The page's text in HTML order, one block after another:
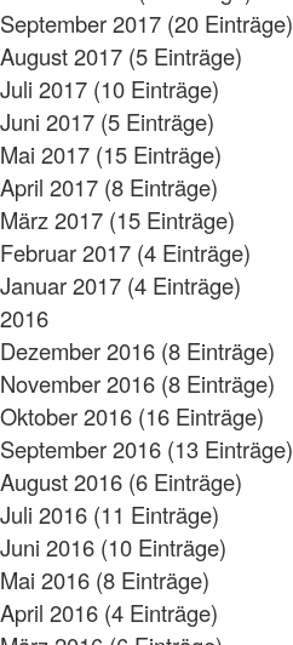
September 2017 (20 Einträge)
August 2017 (5 Einträge)
Juli 2017 (10 Einträge)
Juni 2017 (5 Einträge)
Mai 2017 (15 Einträge)
April 2017 (8 Einträge)
März 2017 (15 Einträge)
Februar 2017 (4 Einträge)
Januar 2017 (4 Einträge)
2016
Dezember 2016 (8 Einträge)
November 2016 (8 Einträge)
Oktober 2016 (16 Einträge)
September 2016 (13 Einträge)
August 2016 (6 Einträge)
Juli 2016 (11 Einträge)
Juni 2016 (10 Einträge)
Mai 2016 (8 Einträge)
April 2016 (4 Einträge)